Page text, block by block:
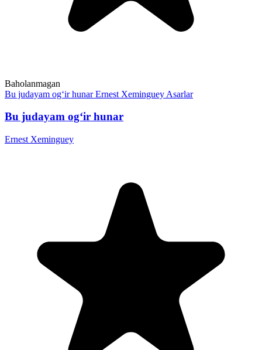
Baholanmagan
Bu judayam og‘ir hunar Ernest Xeminguey Asarlar
Bu judayam og‘ir hunar
Ernest Xeminguey